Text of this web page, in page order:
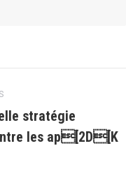
stratégie
les ap[2D[K